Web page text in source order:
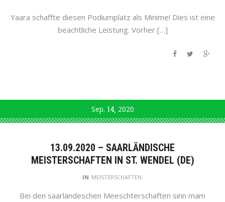
Yaara schaffte diesen Podiumplatz als Minime! Dies ist eine
beachtliche Leistung. Vorher […]
Sep. 14 2020
13.09.2020 – SAARLÄNDISCHE
MEISTERSCHAFTEN IN ST. WENDEL (DE)
IN MEISTERSCHAFTEN
Bei den saarländeschen Meeschterschaften sinn mam